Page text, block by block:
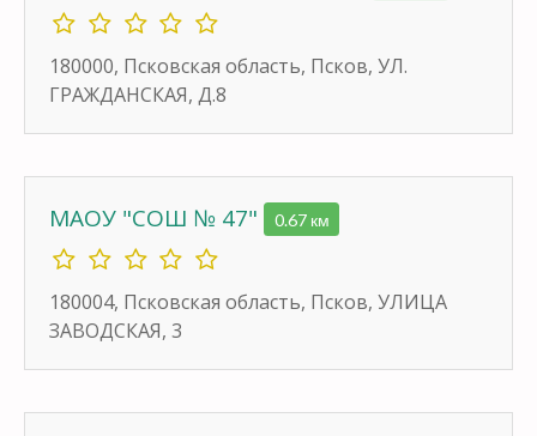
180000, Псковская область, Псков, УЛ.
ГРАЖДАНСКАЯ, Д.8
МАОУ "СОШ № 47" 0.67 км
180004, Псковская область, Псков, УЛИЦА
ЗАВОДСКАЯ, 3